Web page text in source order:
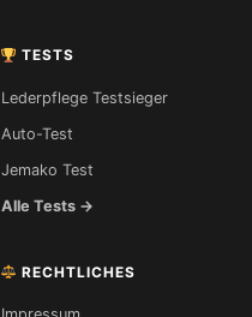
TESTS
Lederpflege Testsieger
Auto-Test
Jemako Test
Alle Tests →
RECHTLICHES